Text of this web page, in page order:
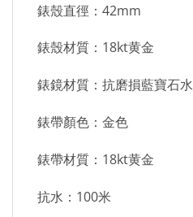
錶殼直徑：42mm
錶殼材質：18kt黄金
錶鏡材質：抗磨損藍寶石
錶帶顏色：金色
錶帶材質：18kt黄金
抗水：100米